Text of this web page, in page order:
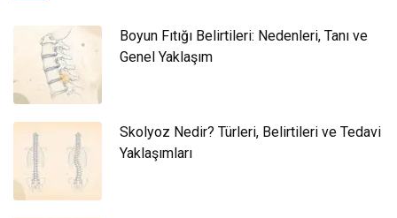
Boyun Fıtığı Belirtileri: Nedenleri, Tanı ve
Genel Yaklaşım
Skolyoz Nedir? Türleri, Belirtileri ve Tedavi
Yaklaşımları